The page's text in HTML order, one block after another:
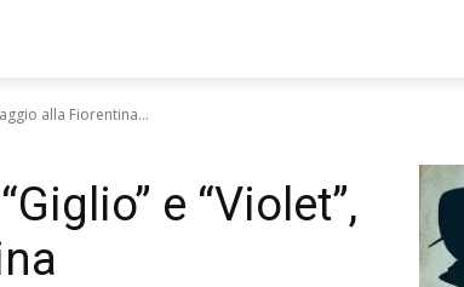
alla Fiorentina...
e “Violet”,